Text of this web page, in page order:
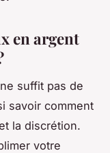
en argent
suffit pas de
savoir comment
la discrétion.
votre